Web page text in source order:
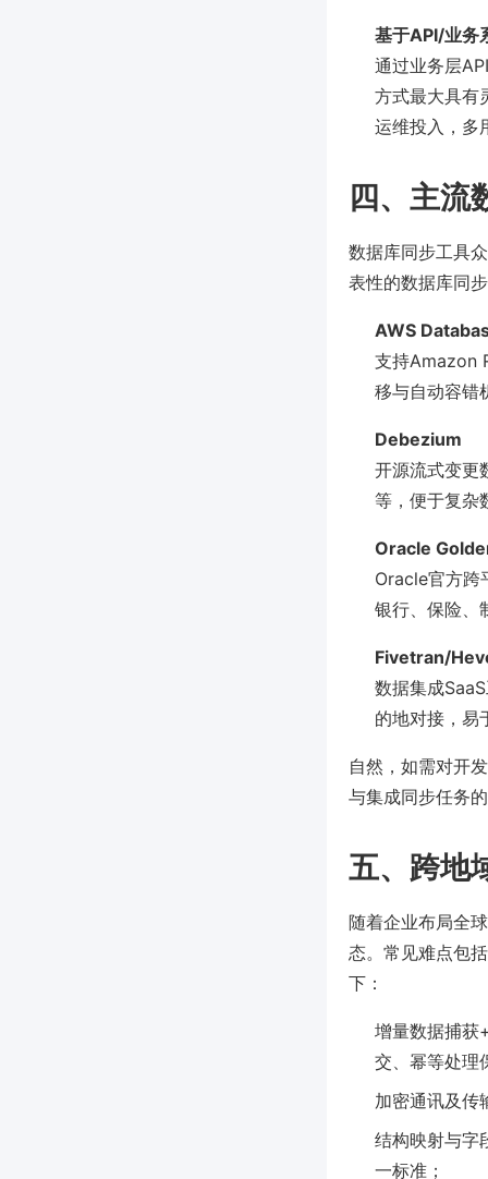
基于API/业务
通过业务层
方式最大具有
运维投入，多
四、主流
数据库同步工具
表性的数据库同
AWS
支持Amazon
移与自动容错
Debezium
开源流式变更
等，便于复杂
Oracle
Oracle官方跨
银行、保险、
Fivetran/
数据集成
的地对接，易
自然，如需对开
与集成同步任务
五、跨地
随着企业布局全
态。常见难点包
下：
增量数据捕获
交、幂等处理
加密通讯及传
结构映射与字
一标准；